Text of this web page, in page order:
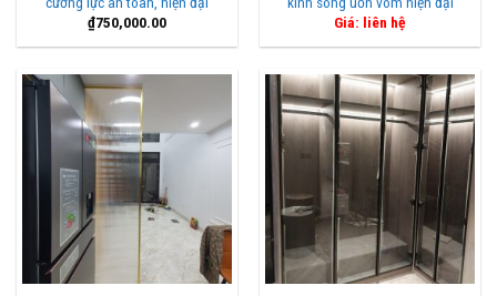
₫750,000.00
Giá: liên hệ